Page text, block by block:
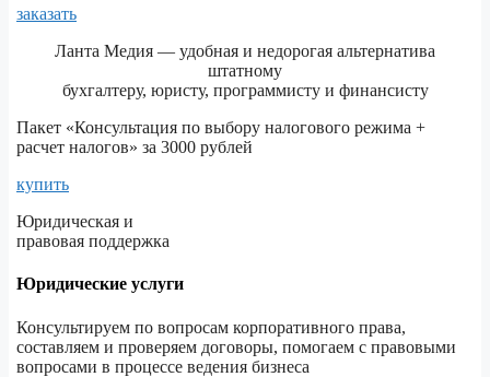
заказать
Ланта Медия — удобная и недорогая альтернатива
штатному
бухгалтеру, юристу, программисту и финансисту
Пакет «Консультация по выбору налогового режима +
расчет налогов» за 3000 рублей
купить
Юридическая и
правовая поддержка
Юридические услуги
Консультируем по вопросам корпоративного права,
составляем и проверяем договоры, помогаем с правовыми
вопросами в процессе ведения бизнеса